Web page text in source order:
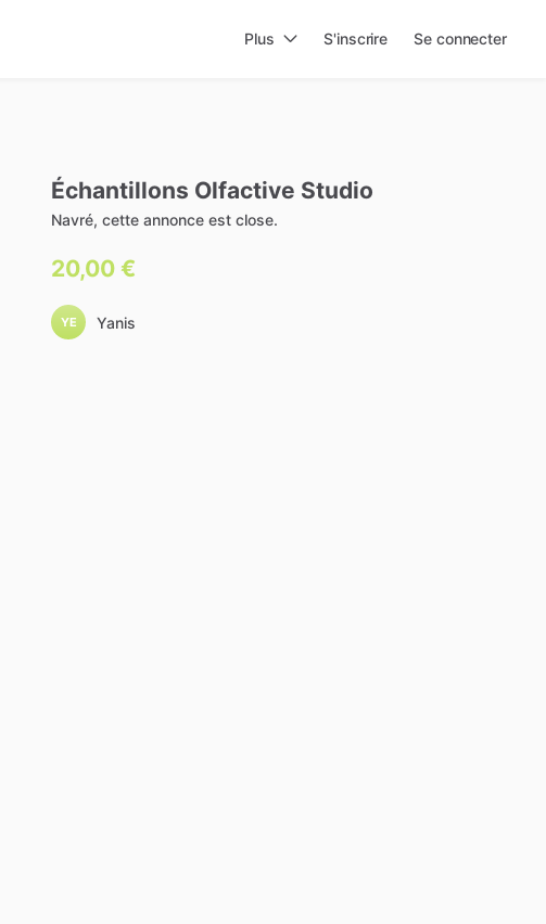
Plus S'inscrire Se connecter
Échantillons Olfactive Studio
Navré, cette annonce est close.
20,00 €
YE Yanis